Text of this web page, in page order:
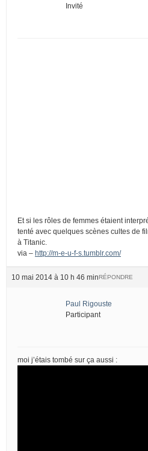
Invité
Et si les rôles de femmes étaient
tenté avec quelques scènes cultes de
à Titanic.
via – http://m-e-u-f-s.tumblr.com/
10 mai 2014 à 10 h 46 minRÉPONDRE
Paul Rigouste
Participant
moi j’étais tombé sur ça aussi :